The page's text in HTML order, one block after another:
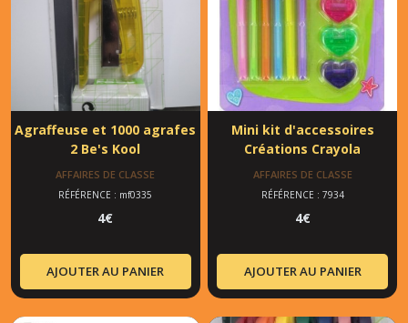
Agraffeuse et 1000 agrafes
2 Be's Kool
AFFAIRES DE CLASSE
RÉFÉRENCE : mf0335
4€
AJOUTER AU PANIER
Mini kit d'accessoires
Créations Crayola
AFFAIRES DE CLASSE
RÉFÉRENCE : 7934
4€
AJOUTER AU PANIER